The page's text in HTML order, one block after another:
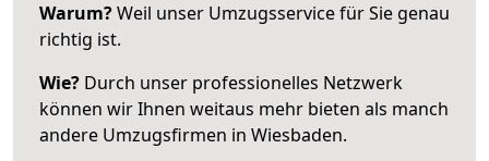
Warum?Weil unser Umzugsservice für Sie genau
richtig ist.
Wie? Durch unser professionelles Netzwerk
können wir Ihnen weitaus mehr bieten als manch
andere Umzugsfirmen in Wiesbaden.